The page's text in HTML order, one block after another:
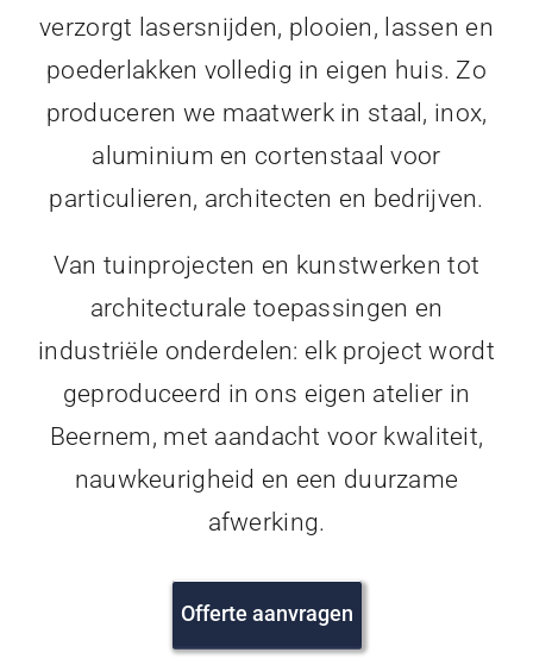
verzorgt lasersnijden, plooien, lassen en
poederlakken volledig in eigen huis. Zo
produceren we maatwerk in staal, inox,
aluminium en cortenstaal voor
particulieren, architecten en bedrijven.
Van tuinprojecten en kunstwerken tot
architecturale toepassingen en
industriële onderdelen: elk project wordt
geproduceerd in ons eigen atelier in
Beernem, met aandacht voor kwaliteit,
nauwkeurigheid en een duurzame
afwerking.
Offerte aanvragen